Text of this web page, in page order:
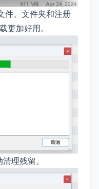
件、文件夹和注册
更加好用。
理残留。